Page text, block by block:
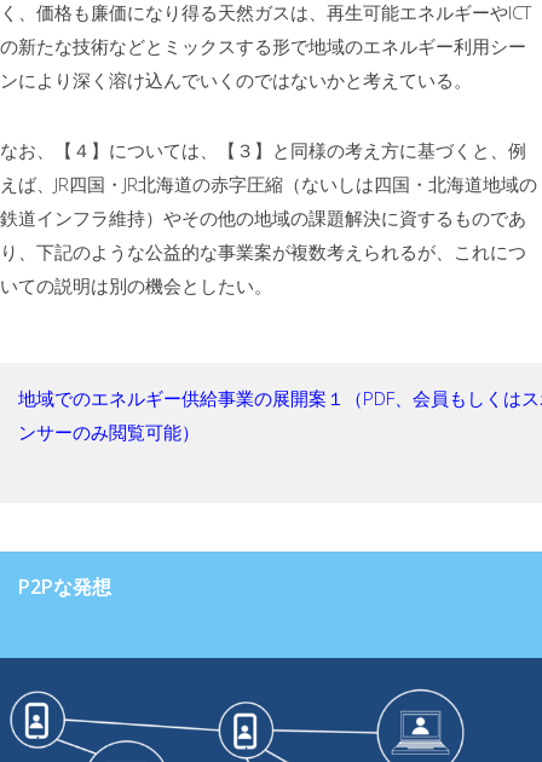
く、価格も廉価になり得る天然ガスは、再生可能エネルギーやICT
の新たな技術などとミックスする形で地域のエネルギー利用シー
ンにより深く溶け込んでいくのではないかと考えている。
なお、【４】については、【３】と同様の考え方に基づくと、例
えば、JR四国・JR北海道の赤字圧縮（ないしは四国・北海道地域の
鉄道インフラ維持）やその他の地域の課題解決に資するものであ
り、下記のような公益的な事業案が複数考えられるが、これにつ
いての説明は別の機会としたい。
地域でのエネルギー供給事業の展開案１（PDF、会員もしくは
ンサーのみ閲覧可能）
P2Pな発想